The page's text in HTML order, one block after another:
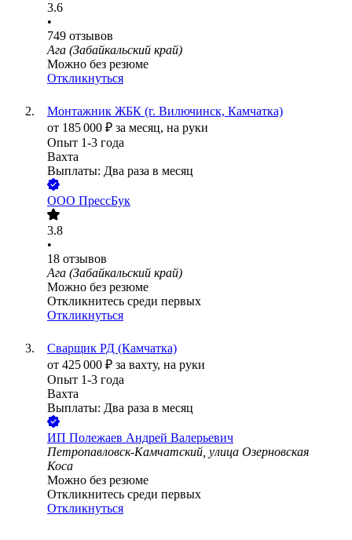
3.6
•
749 отзывов
Ага (Забайкальский край)
Можно без резюме
Откликнуться
Монтажник ЖБК (г. Вилючинск, Камчатка)
от 185 000 ₽ за месяц, на руки
Опыт 1-3 года
Вахта
Выплаты: Два раза в месяц
ООО ПрессБук
3.8
•
18 отзывов
Ага (Забайкальский край)
Можно без резюме
Откликнитесь среди первых
Откликнуться
Сварщик РД (Камчатка)
от 425 000 ₽ за вахту, на руки
Опыт 1-3 года
Вахта
Выплаты: Два раза в месяц
ИП Полежаев Андрей Валерьевич
Петропавловск-Камчатский, улица Озерновская
Коса
Можно без резюме
Откликнитесь среди первых
Откликнуться